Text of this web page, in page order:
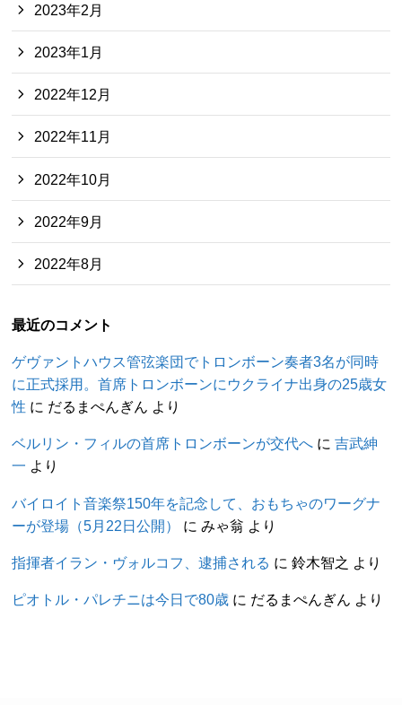
2023年2月
2023年1月
2022年12月
2022年11月
2022年10月
2022年9月
2022年8月
最近のコメント
ゲヴァントハウス管弦楽団でトロンボーン奏者3名が同時
に正式採用。首席トロンボーンにウクライナ出身の25歳女
性 に だるまぺんぎん より
ベルリン・フィルの首席トロンボーンが交代へ に吉武紳
一 より
バイロイト音楽祭150年を記念して、おもちゃのワーグナ
ーが登場（5月22日公開）
にみゃ翁 より
指揮者イラン・ヴォルコフ、逮捕される に鈴木智之 より
ピオトル・パレチニは今日で80歳 に だるまぺんぎん より